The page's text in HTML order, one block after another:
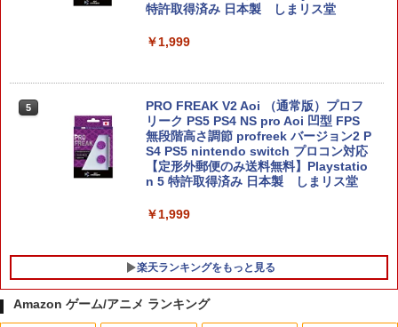
【中古】[Switch2] マリオカート ワール
ド 任天堂(20250605)
￥8,280
特許取得済み 日本製 しまリス堂
￥1,999
5
PRO FREAK V2 Aoi （通常版）プロフ
リーク PS5 PS4 NS pro Aoi 凹型 FPS
無段階高さ調節 profreek バージョン2 P
S4 PS5 nintendo switch プロコン対応
【定形外郵便のみ送料無料】Playstatio
n 5 特許取得済み 日本製 しまリス堂
￥1,999
楽天ランキングをもっと見る
Amazon ゲーム/アニメ ランキング